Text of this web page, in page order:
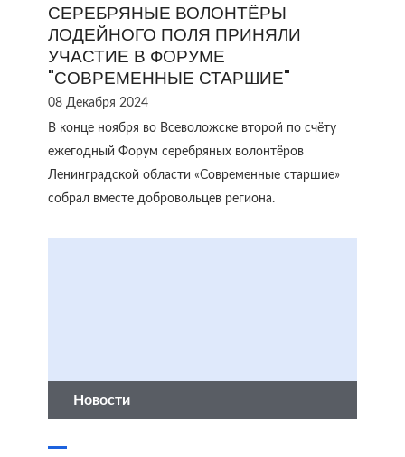
СЕРЕБРЯНЫЕ ВОЛОНТЁРЫ
ЛОДЕЙНОГО ПОЛЯ ПРИНЯЛИ
УЧАСТИЕ В ФОРУМЕ
"СОВРЕМЕННЫЕ СТАРШИЕ"
08 Декабря 2024
В конце ноября во Всеволожске второй по счёту
ежегодный Форум серебряных волонтёров
Ленинградской области «Современные старшие»
собрал вместе добровольцев региона.
Новости